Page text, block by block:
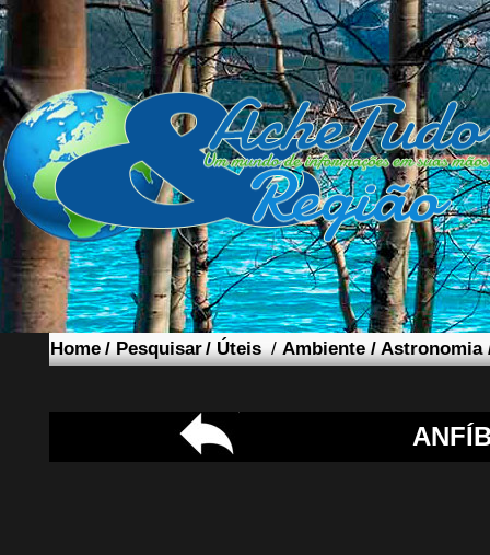
Home/Pesquisar/Úteis/Ambiente /Astronomia